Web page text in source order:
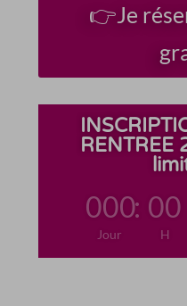
👉Je
RENTREE
000
Jour
: 00
H